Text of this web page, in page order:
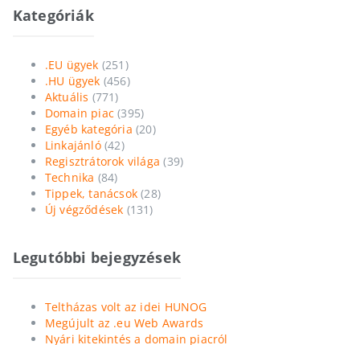
Kategóriák
.EU ügyek (251)
.HU ügyek (456)
Aktuális (771)
Domain piac (395)
Egyéb kategória (20)
Linkajánló(42)
Regisztrátorok világa (39)
Technika (84)
Tippek, tanácsok (28)
Új végződések (131)
Legutóbbi bejegyzések
Teltházas volt az idei HUNOG
Megújult az .eu Web Awards
Nyári kitekintés a domain piacról